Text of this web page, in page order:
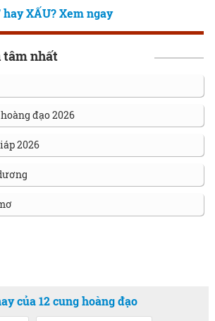
XẤU? Xem ngay
tâm nhất
đạo 2026
2026
của 12 cung hoàng đạo